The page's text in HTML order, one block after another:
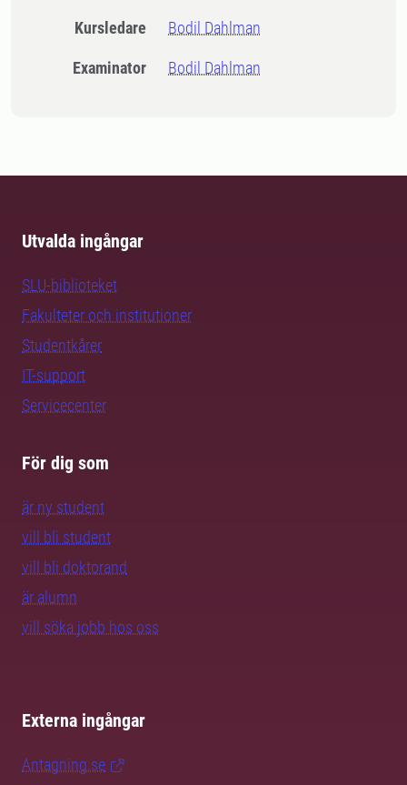
Kursledare Bodil Dahlman
Examinator Bodil Dahlman
Utvalda ingångar
SLU-biblioteket
Fakulteter och institutioner
Studentkårer
IT-support
Servicecenter
För dig som
är ny student
vill bli student
vill bli doktorand
är alumn
vill söka jobb hos oss
Externa ingångar
Antagning.se